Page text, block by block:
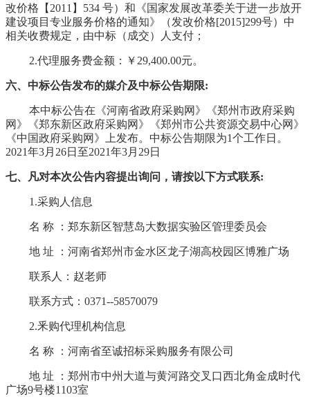
改价格【2011】534 号）和《国家发展改革委关于进一步放开
建设项目专业服务价格的通知》（发改价格[2015]299号）中
相关收费规定，由中标（成交）人支付；
2.代理服务费金额：￥ 29,400.00元。
六、中标公告发布的媒介及中标公告期限:
本中标公告在《河南省政府采购网》《郑州市政府采购
网》《郑东新区政府采购网》《郑州市公共资源交易中心网》
《中国政府采购网》上发布。中标公告期限为1个工作日。
2021年3月 26日至2021年3月 29日
七、凡对本次公告内容提出询问，请按以下方式联系:
1.采购人信息
名 称 ： 郑东新区智慧岛大数据实验区管理委员会
地 址 ：河南省郑州市金水区龙子湖高校园区博雅广场
联系人：赵老师
联系方式： 0371--58570079
2.釆购代理机构信息
名 称 ：河南省至诚招标采购服务有限公司
地 址
：郑州市中州大道与黄河路交叉口西北角金成时代
广场9号楼1103室